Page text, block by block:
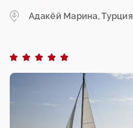
Адакёй Марина, Турция